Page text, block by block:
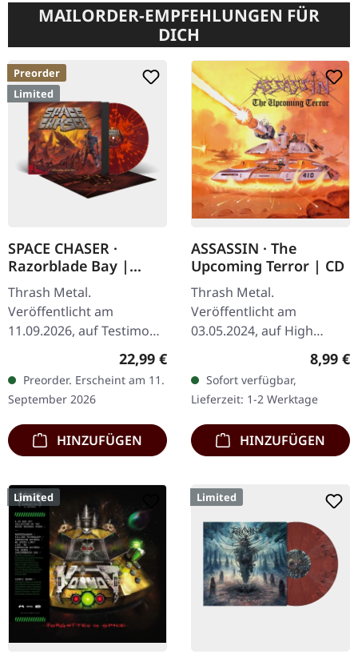
MAILORDER-EMPFEHLUNGEN FÜR
DICH
Preorder
Limited
SPACE CHASER ·
Razorblade Bay |
RED/ORANGE
SPLATTER LP
Thrash Metal.
Veröffentlicht am
11.09.2026, auf Testimony
orangen Splattern im
Standard-Cover mit
Insert.…
Regulärer Preis:
22,99 €
Preorder. Erscheint am 11.
September 2026
HINZUFÜGEN
ASSASSIN · The
Upcoming Terror | CD
Thrash Metal.
Veröffentlicht am
03.05.2024, auf High
Roller Records. Jewelcase
CD im Slipcase, Poster,
Remaster mit Patrick W.
Engel. „The Upcoming…
8,99 €
Sofort verfügbar,
Lieferzeit: 1-2 Werktage
HINZUFÜGEN
Limited Limited